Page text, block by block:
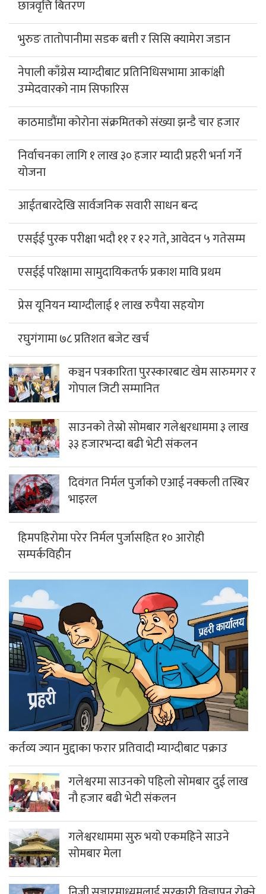
दिवंगत निर्मल पुर्जाको एआई नक्कली तस्बिर
भाइरल
हिमपहिरोमा परेर निर्मल पुर्जासहित १० आरोही
सम्पर्कविहीन
कर्तव्य ज्यान मुद्दाका फरार प्रतिवादी म्याग्दीबाट पक्राउ
गलेश्वरमा साउनको पहिलो सोमबार दुई लाख
नौ हजार बढी भेटी संकलन
गलेश्वरधाममा सुरु भयो एकमहिने साउने
सोमबार मेला
निजी सञ्चारमाध्यमलाई सरकारी विज्ञापन रोक्ने
निर्णय सर्वोच्चद्वारा बदर
अबदेखि भरी सिलिण्डर ग्यास पाइने
पाल्लेखर्कका शताब्दी पार गरेका ज्येष्ठ
अभिभावक छन्त्यालको निधन
हाम्राे बारेमा
सधैं,सबैका लागि
सत्य निष्पक्ष र स्वतन्त्रतालाई आत्मसात गर्दै ग्लोबल म्याग्दी मिडिया
प्रालिद्वारा सञ्चालित जिल्लाकै पहिलो आधिकारिक न्युज पोर्टल हो ।
बि.सं २०७२ मा दिप खबर डट्कम र ०७३ मा पश्चिम म्याग्दी न्युजलाई
परिमार्जित गरेर ‘म्याग्दी न्युज डट्कम’ संचालनमा ल्याइएको हो ।
म्याग्दी न्युज डटकम तपाई हाम्रो साझा चौतारी हो ।म्याग्दी न्युज
डटकमले स्थानिय, जिल्ला, राष्ट्रिय तथा अन्तराष्ट्रिय सहितको ताजा र
खोजमूलक समाचार, मनोरञ्जनात्मक सामाग्रिहरु र विचार निरन्तर
सम्प्रेषण गर्दै आइरहेको छ ।
राष्ट्रियता, लोकतन्त्र, नागरिक अधिकार, सुशासन र प्रेस स्वतन्त्रताका
सवालमा म्याग्दी न्युजले कहिल्यै कसैसँग सम्झौता गर्ने छैन । यहाँहरुको
समाचार, सूचना र विचार हामीलाई सम्प्रेषण गरी समाजलाई रुपान्तरण
गर्ने हाम्रो आभियानको हिस्सा बन्न सबैमा हार्दिक आग्रह गर्दछौं ।
हाम्रो टिम